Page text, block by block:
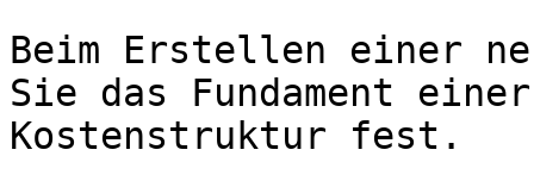
Beim Erstellen einer
Sie das Fundament
Kostenstruktur fest.